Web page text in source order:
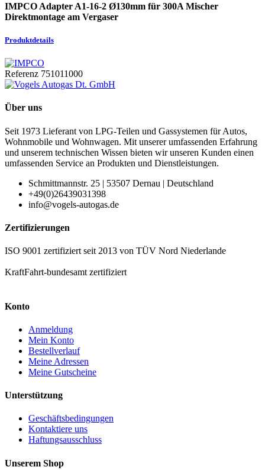
IMPCO Adapter A1-16-2 Ø130mm für 300A Mischer
Direktmontage am Vergaser
Produktdetails
Referenz 751011000
Über uns
Seit 1973 Lieferant von LPG-Teilen und Gassystemen für Autos,
Wohnmobile und Wohnwagen. Mit unserer umfassenden Erfahrung
und unserem technischen Wissen bieten wir unseren Kunden einen
umfassenden Service an Produkten und Dienstleistungen.
Schmittmannstr. 25 | 53507 Dernau | Deutschland
+49(0)26439031398
info@vogels-autogas.de
Zertifizierungen
ISO 9001 zertifiziert seit 2013 von TÜV Nord Niederlande
KraftFahrt-bundesamt zertifiziert
Konto
Anmeldung
Mein Konto
Bestellverlauf
Meine Adressen
Meine Gutscheine
Unterstützung
Geschäftsbedingungen
Kontaktiere uns
Haftungsausschluss
Unserem Shop